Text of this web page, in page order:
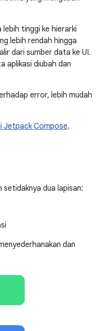
tinggi ke hierarki
lebih rendah hingga
dari sumber data ke UI.
aplikasi diubah dan
error, lebih mudah
Jetpack Compose.
dua lapisan:
dan